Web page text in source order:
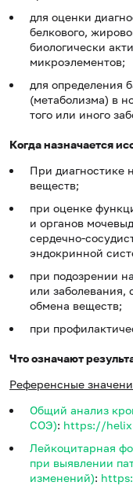
для оценки
белкового,
биологически
микроэлементов;
для определения
(метаболизма) в
того или иного
Когда назначается
При диагностике
веществ;
при оценке
и органов
сердечно-
эндокринной
при подозрении
или
обмена веществ;
при
Что означают
Референсные
Общий анализ
СОЭ): https://
Лейкоцитарная
при выявлении
изменений):